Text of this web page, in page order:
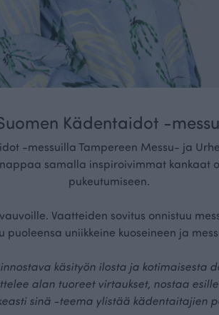
Kädentaidot -
-messuilla Tampereen Messu- ja
samalla inspiroivimmat kankaat
pukeutumiseen.
Vaatteiden sovitus onnistuu
puoleensa uniikkeine kuoseineen ja
käsityön ilosta ja kotimaisesta
alan tuoreet virtaukset, nostaa
sinä -teema ylistää kädentaitajien